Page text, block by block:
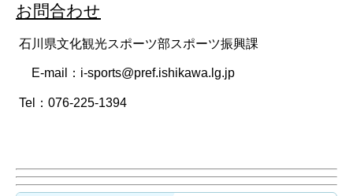
お問合わせ
石川県文化観光スポーツ部スポーツ振興課
E-mail：i-sports@pref.ishikawa.lg.jp
Tel：076-225-1394